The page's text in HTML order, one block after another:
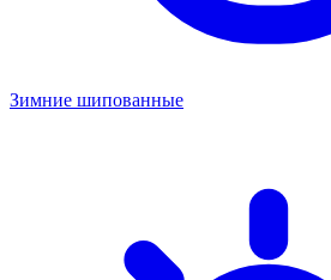
Зимние шипованные